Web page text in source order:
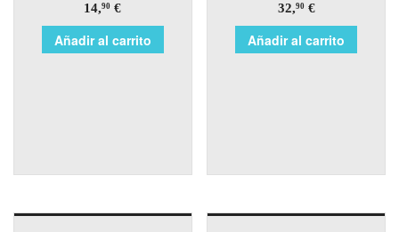
14,90 €
Añadir al carrito
32,90€
Añadir al carrito